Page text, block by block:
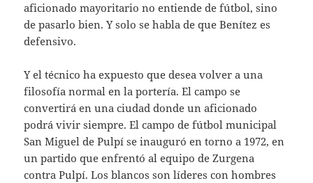
aficionado mayoritario no entiende de fútbol, sino
de pasarlo bien. Y solo se habla de que Benítez es
defensivo.
Y el técnico ha expuesto que desea volver a una
filosofía normal en la portería. El campo se
convertirá en una ciudad donde un aficionado
podrá vivir siempre. El campo de fútbol municipal
San Miguel de Pulpí se inauguró en torno a 1972, en
un partido que enfrentó al equipo de Zurgena
contra Pulpí. Los blancos son líderes con hombres